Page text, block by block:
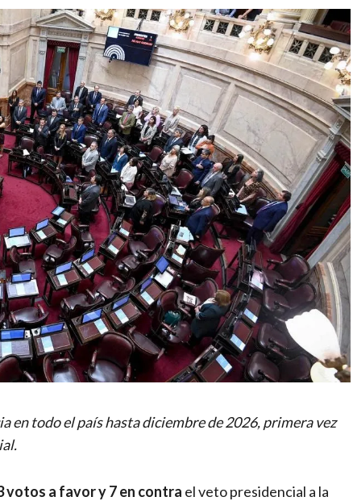
en todo el país hasta diciembre de 2026, primera vez
votos a favor y 7 en contra el veto presidencial a la